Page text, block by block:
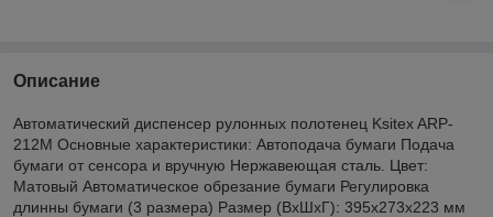
Описание
Автоматический диспенсер рулонных полотенец Ksitex ARP-
212M Основные характеристики: Автоподача бумаги Подача
бумаги от сенсора и вручную Нержавеющая сталь. Цвет:
Матовый Автоматическое обрезание бумаги Регулировка
длинны бумаги (3 размера) Размер (ВхШхГ): 395х273х223 мм